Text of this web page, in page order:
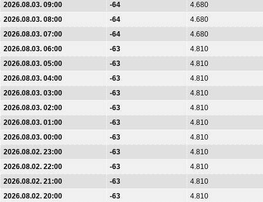
2026.08.03. 09:00
-64
4.680
2026.08.03. 08:00
-64
4.680
2026.08.03. 07:00
-64
4.680
2026.08.03. 06:00
-63
4.810
2026.08.03. 05:00
-63
4.810
2026.08.03. 04:00
-63
4.810
2026.08.03. 03:00
-63
4.810
2026.08.03. 02:00
-63
4.810
2026.08.03. 01:00
-63
4.810
2026.08.03. 00:00
-63
4.810
2026.08.02. 23:00
-63
4.810
2026.08.02. 22:00
-63
4.810
2026.08.02. 21:00
-63
4.810
2026.08.02. 20:00
-63
4.810